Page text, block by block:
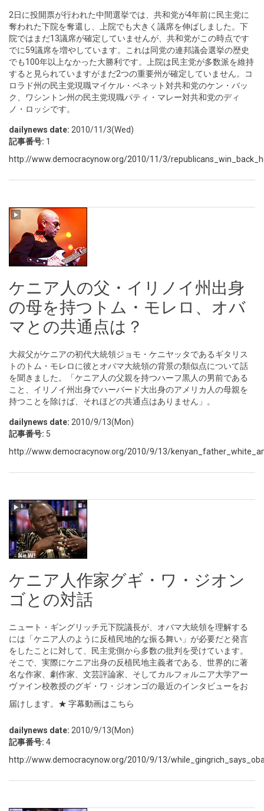
2日に投開票が行われた中間選挙では、共和党が4年前に民主党に
奪われた下院を奪還し、上院でも大きく議席を伸ばしました。下
院ではまだ13議席が確定していませんが、共和党がこの時点です
でに59議席を増やしています。これは同党の連邦議会選挙の歴史
でも100年以上なかった大勝利です。上院は民主党が多数派を維持
すると見られていますがまだ2つの重要州が確定していません。コ
ロラド州の民主党現職マイケル・ベネット対共和党のケン・バッ
ク、ワシントン州の民主党現職パティ・マレー対共和党のディ
ノ・ロッシです。
dailynews date: 2010/11/3(Wed)
記事番号: 1
http://www.democracynow.org/2010/11/3/
ケニア人の父・イリノイ州出身
の母を持つトム・モレロ、オバ
マとの共通点は？
大叔父がケニアの初代大統領ジョモ・ケニヤッタであるギタリス
トのトム・モレロに彼とオバマ大統領の背景の類似点について話
を聞きました。「ケニア人の父親を持つハーフ黒人の男前である
こと、イリノイ州出身でハーバード大出身のアメリカ人の母親を
持つことを除けば、それほどの共通点はありません」。
dailynews date: 2010/9/13(Mon)
記事番号: 5
http://www.democracynow.org/2010/9/13/
ケニア人作家グギ・ワ・ジオン
ゴとの対話
ニュート・ギングリッチ元下院議長が、オバマ大統領を理解する
には「ケニア人のように反植民地的な振る舞い」が必要だと発言
をしたことに対して、民主党側から多数の批判を受けています。
そこで、実際にケニア出身の反植民地主義者である、世界的に著
名な作家、劇作家、文芸評論家、そしてカルフォルニア大学アー
ヴァイン校教授のグギ・ワ・ジオンゴの最近のインタビューをお
届けします。 ★ 字幕動画はこちら
dailynews date: 2010/9/13(Mon)
記事番号: 4
http://www.democracynow.org/2010/9/13/